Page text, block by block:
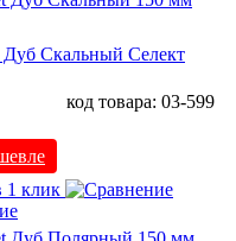
Дуб Скальный Селект
код товара: 03-599
1 клик